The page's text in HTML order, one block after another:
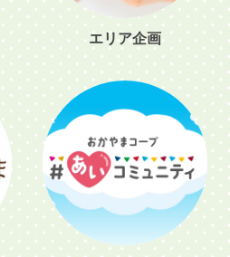
エリア企画